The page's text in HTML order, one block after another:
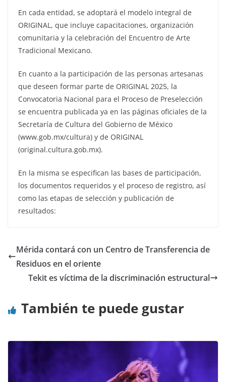
En cada entidad, se adoptará el modelo integral de
ORIGINAL, que incluye capacitaciones, organización
comunitaria y la celebración del Encuentro de Arte
Tradicional Mexicano.
En cuanto a la participación de las personas artesanas
que deseen formar parte de ORIGINAL 2025, la
Convocatoria Nacional para el Proceso de Preselección
se encuentra publicada ya en las páginas oficiales de la
Secretaría de Cultura del Gobierno de México
(www.gob.mx/cultura) y de ORIGINAL
(original.cultura.gob.mx).
En la misma se especifican las bases de participación,
los documentos requeridos y el proceso de registro, así
como las etapas de selección y publicación de
resultados:
Mérida contará con un Centro de Transferencia de
Residuos en el oriente
Tekit es víctima de la discriminación estructural
También te puede gustar